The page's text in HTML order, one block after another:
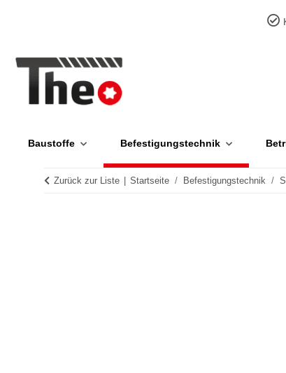
Baustoffe Befestigungstechnik
Zurück zur Liste Startseite Befestigungstechnik